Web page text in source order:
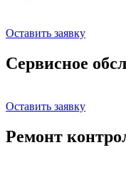
Оставить заявку
Сервисное
Оставить заявку
Ремонт